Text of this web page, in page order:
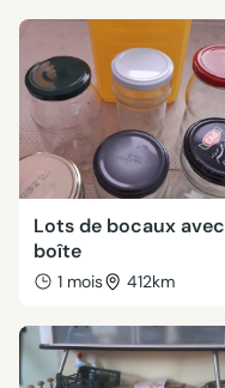
Lots de bocaux avec
boîte
1 mois 412km